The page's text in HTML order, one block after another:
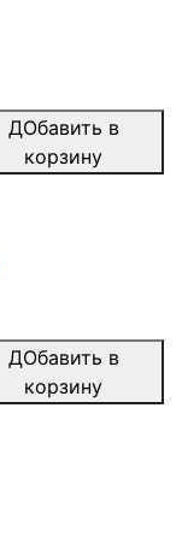
ДОбавить в
корзину
ДОбавить в
корзину